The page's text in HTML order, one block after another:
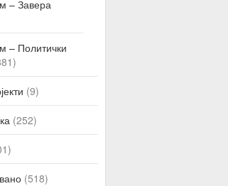
– Завера
– Политички
(9)
(252)
(518)